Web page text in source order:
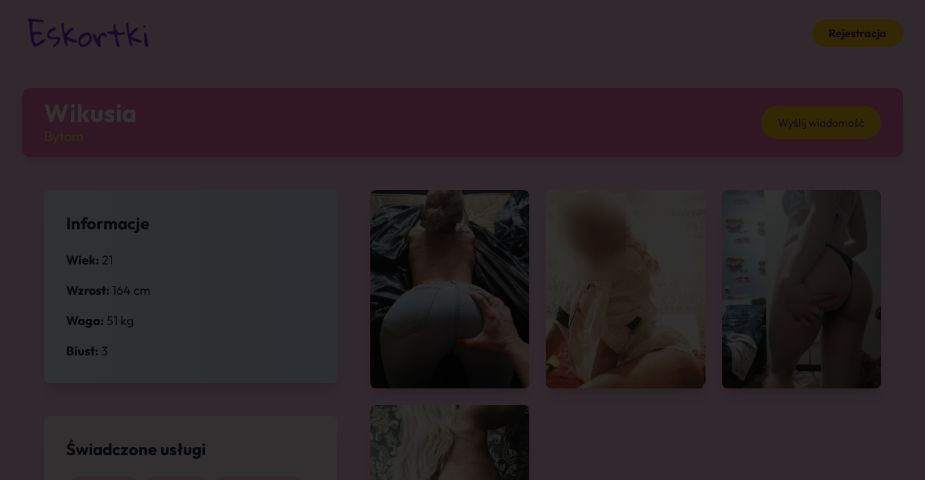
Rejestracja
Wikusia Wyślij wiadomość
Informacje
Wiek: 21
Wzrost: 164 cm
Waga: 51 kg
Biust: 3
Świadczone usługi